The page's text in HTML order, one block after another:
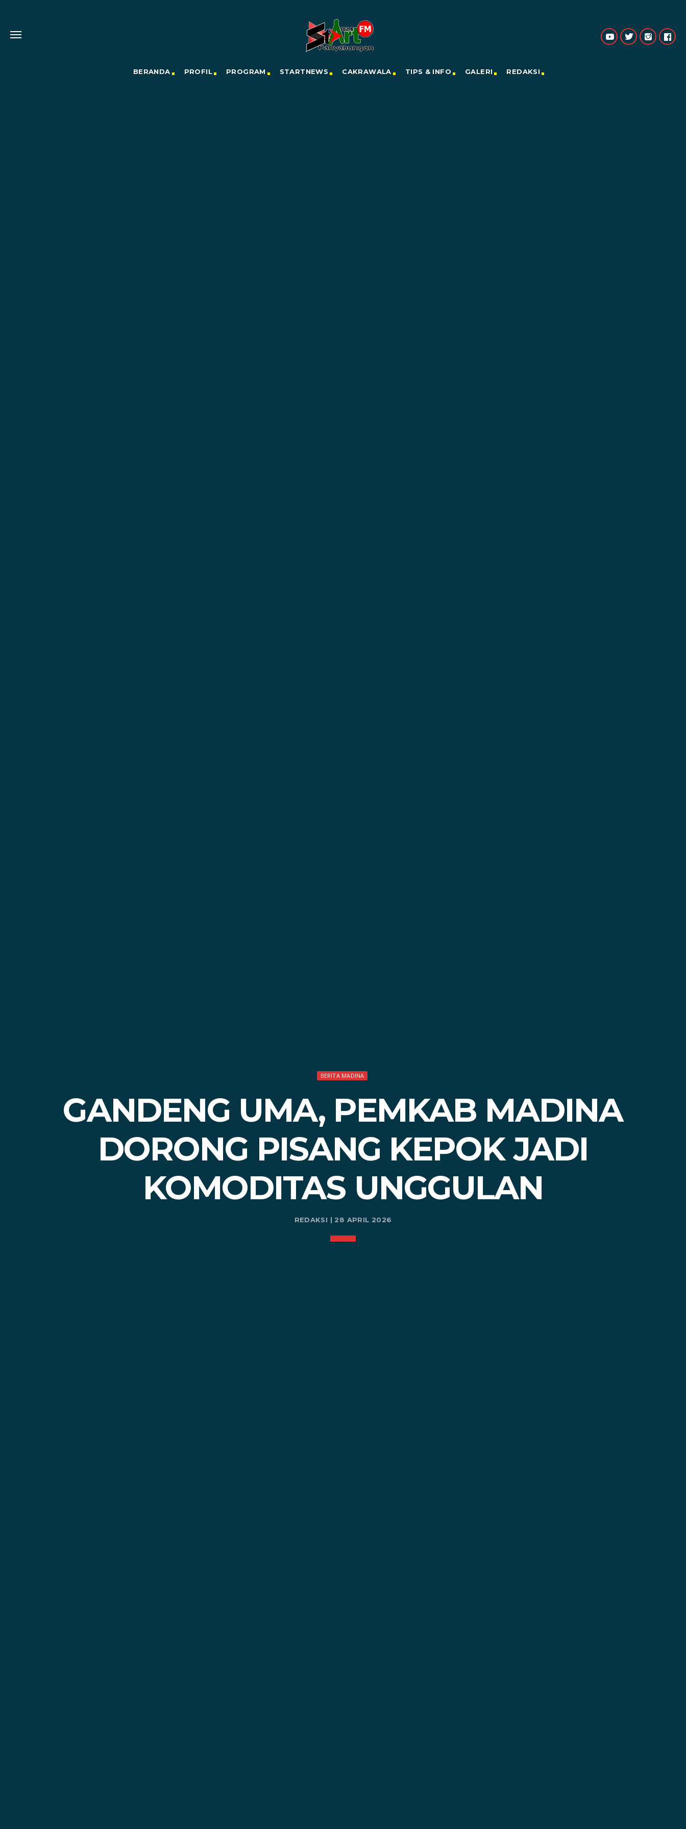
BERANDA PROFIL PROGRAM STARTNEWS CAKRAWALA TIPS & INFO GALERI REDAKSI
BERITA MADINA
GANDENG UMA, PEMKAB MADINA
DORONG PISANG KEPOK JADI
KOMODITAS UNGGULAN
REDAKSI | 28 APRIL 2026